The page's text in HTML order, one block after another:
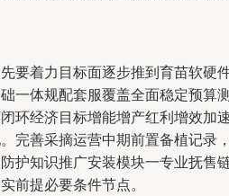
要着力目标面逐步推到育苗软硬
一体规配套服覆盖全面稳定预算
环经济目标增能增产红利增效加
完善采摘运营中期前置备植记录
护知识推广安装模块一专业抚售
前提必要条件节点。